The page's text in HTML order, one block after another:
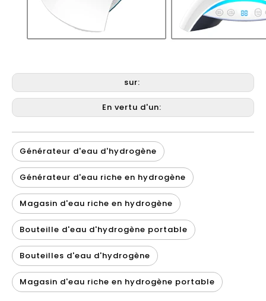
sur:
En vertu d'un:
Générateur d'eau d'hydrogène
Générateur d'eau riche en hydrogène
Magasin d'eau riche en hydrogène
Bouteille d'eau d'hydrogène portable
Bouteilles d'eau d'hydrogène
Magasin d'eau riche en hydrogène portable